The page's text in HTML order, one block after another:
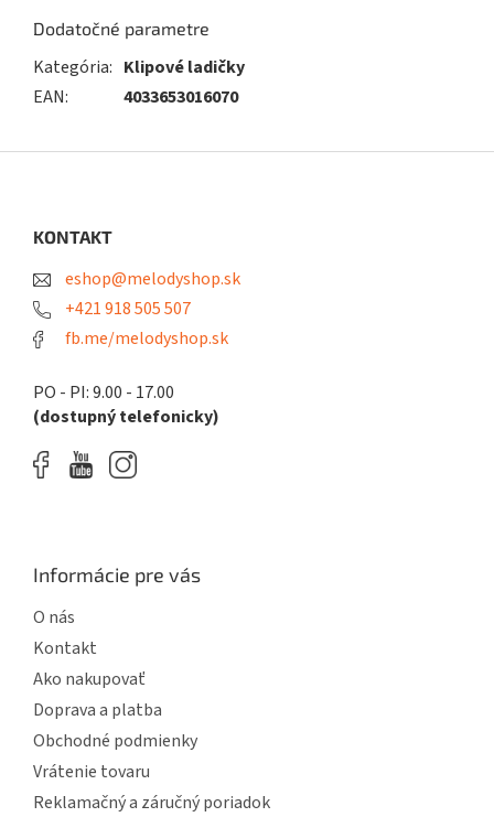
Dodatočné parametre
Kategória: Klipové ladičky
EAN: 4033653016070
KONTAKT
eshop@melodyshop.sk
+421 918 505 507
fb.me/melodyshop.sk
PO - PI: 9.00 - 17.00
(dostupný telefonicky)
Informácie pre vás
O nás
Kontakt
Ako nakupovať
Doprava a platba
Obchodné podmienky
Vrátenie tovaru
Reklamačný a záručný poriadok